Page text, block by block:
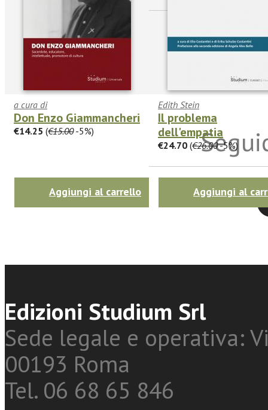
a cura di
Don Enzo Giammancheri
€14.25 (€15.00-5%)
Aggiungi al carrello
Edith Stein
Il problema
dell'empatia
€24.70 (€26.00-5%)
Aggiungi al
Edizioni Studium Srl
Sede legale e operativa:
00193 Roma
Tel. 06 68 65 846